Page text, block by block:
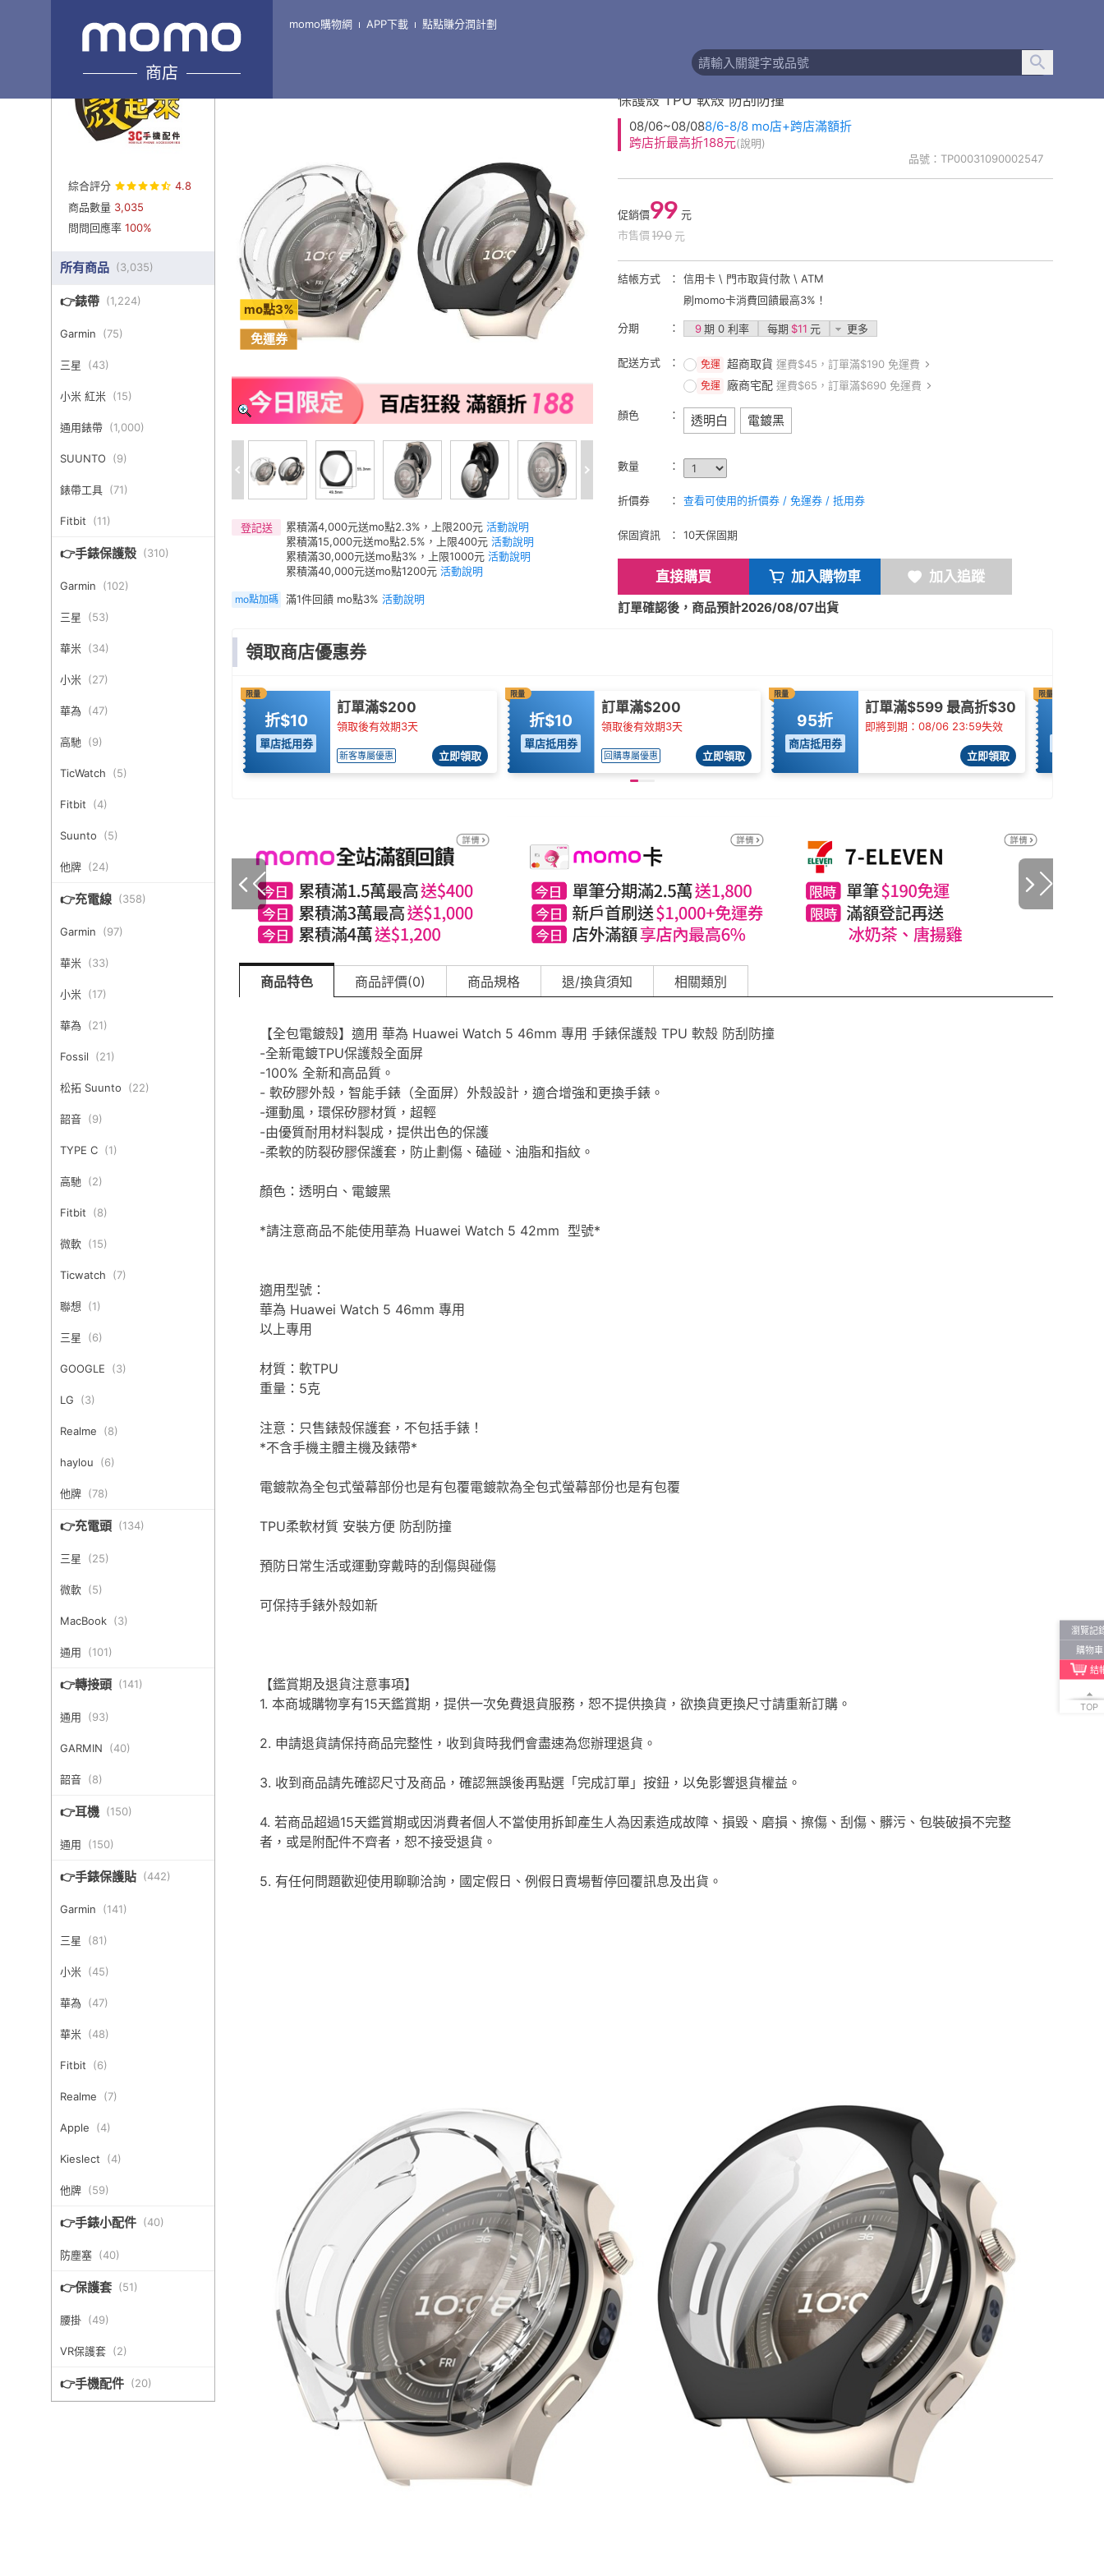
商店
momo購物網 APP下載 點點賺分潤計劃
綜合評分
4.8
商品數量 3,035
問問回應率 100%
所有商品 (3,035)
👉錶帶 (1,224)
Garmin (75)
三星 (43)
小米 紅米 (15)
通用錶帶 (1,000)
SUUNTO (9)
錶帶工具 (71)
Fitbit (11)
👉手錶保護殼 (310)
Garmin (102)
三星 (53)
華米 (34)
小米 (27)
華為 (47)
高馳 (9)
TicWatch (5)
Fitbit (4)
Suunto (5)
他牌 (24)
👉充電線 (358)
Garmin (97)
華米 (33)
小米 (17)
華為 (21)
Fossil (21)
松拓 Suunto (22)
韶音 (9)
TYPE C (1)
高馳 (2)
Fitbit (8)
微軟 (15)
Ticwatch (7)
聯想 (1)
三星 (6)
GOOGLE (3)
LG (3)
Realme (8)
haylou (6)
他牌 (78)
👉充電頭 (134)
三星 (25)
微軟 (5)
MacBook (3)
通用 (101)
👉轉接頭 (141)
通用 (93)
GARMIN (40)
韶音 (8)
👉耳機 (150)
通用 (150)
👉手錶保護貼 (442)
Garmin (141)
三星 (81)
小米 (45)
華為 (47)
華米 (48)
Fitbit (6)
Realme (7)
Apple (4)
Kieslect (4)
他牌 (59)
👉手錶小配件 (40)
防塵塞 (40)
👉保護套 (51)
腰掛 (49)
VR保護套 (2)
👉手機配件 (20)
mo點3%
免運券
登記送 累積滿4,000元送mo點2.3%，上限200元 活動說明
累積滿15,000元送mo點2.5%，上限400元 活動說明
累積滿30,000元送mo點3%，上限1000元 活動說明
累積滿40,000元送mo點1200元 活動說明
mo點加碼 滿1件回饋 mo點3% 活動說明
全包電鍍殼 適用 華為 Huawei Watch 5 46mm 專用 手錶
保護殼 TPU 軟殼 防刮防撞
08/06~08/088/6-8/8 mo店+跨店滿額折
跨店折最高折188元(說明)
品號：TP00031090002547
促銷價99 元
市售價 190 元
結帳方式
信用卡 \ 門市取貨付款 \ ATM
刷momo卡消費回饋最高3%！
分期 9期 0 利率 每期 $11 元 更多
配送方式 免運 超商取貨 運費$45，訂單滿$190 免運費
免運 廠商宅配 運費$65，訂單滿$690 免運費
顏色 透明白 電鍍黑
數量
折價券 查看可使用的折價券 / 免運券 / 抵用券
保固資訊 10天保固期
直接購買 加入購物車 加入追蹤
訂單確認後，商品預計2026/08/07出貨
領取商店優惠券
限量
折$10
單店抵用券
訂單滿$200
領取後有效期3天
新客專屬優惠 立即領取
限量
折$10
單店抵用券
訂單滿$200
領取後有效期3天
回購專屬優惠 立即領取
限量
95折
商店抵用券
訂單滿$599 最高折$30
即將到期：08/06 23:59失效
立即領取
限量
商品特色 商品評價(0) 商品規格 退/換貨須知 相關類別
【全包電鍍殼】適用 華為 Huawei Watch 5 46mm 專用 手錶保護殼 TPU 軟殼 防刮防撞
-全新電鍍TPU保護殼全面屏
-100% 全新和高品質。
- 軟矽膠外殼，智能手錶（全面屏）外殼設計，適合增強和更換手錶。
-運動風，環保矽膠材質，超輕
-由優質耐用材料製成，提供出色的保護
-柔軟的防裂矽膠保護套，防止劃傷、磕碰、油脂和指紋。
顏色：透明白、電鍍黑
*請注意商品不能使用華為 Huawei Watch 5 42mm 型號*
適用型號：
華為 Huawei Watch 5 46mm 專用
以上專用
材質：軟TPU
重量：5克
注意：只售錶殼保護套，不包括手錶！
*不含手機主體主機及錶帶*
電鍍款為全包式螢幕部份也是有包覆電鍍款為全包式螢幕部份也是有包覆
TPU柔軟材質 安裝方便 防刮防撞
預防日常生活或運動穿戴時的刮傷與碰傷
可保持手錶外殼如新
【鑑賞期及退貨注意事項】
1. 本商城購物享有15天鑑賞期，提供一次免費退貨服務，恕不提供換貨，欲換貨更換尺寸請重新訂購。
2. 申請退貨請保持商品完整性，收到貨時我們會盡速為您辦理退貨。
3. 收到商品請先確認尺寸及商品，確認無誤後再點選「完成訂單」按鈕，以免影響退貨權益。
4. 若商品超過15天鑑賞期或因消費者個人不當使用拆卸產生人為因素造成故障、損毀、磨損、擦傷、刮傷、髒污、包裝破損不完整
者，或是附配件不齊者，恕不接受退貨。
5. 有任何問題歡迎使用聊聊洽詢，國定假日、例假日賣場暫停回覆訊息及出貨。
瀏覽記
購物車
結
TOP